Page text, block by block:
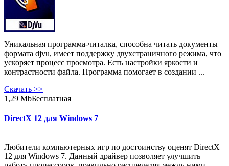
Уникальная программа-читалка, способна читать документы
формата djvu, имеет поддержку двухстраничного режима, что
ускоряет процесс просмотра. Есть настройки яркости и
контрастности файла. Программа помогает в создании ...
Скачать >>
1,29 MbБесплатная
DirectX 12 для Windows 7
Любители компьютерных игр по достоинству оценят DirectX
12 для Windows 7. Данный драйвер позволяет улучшить